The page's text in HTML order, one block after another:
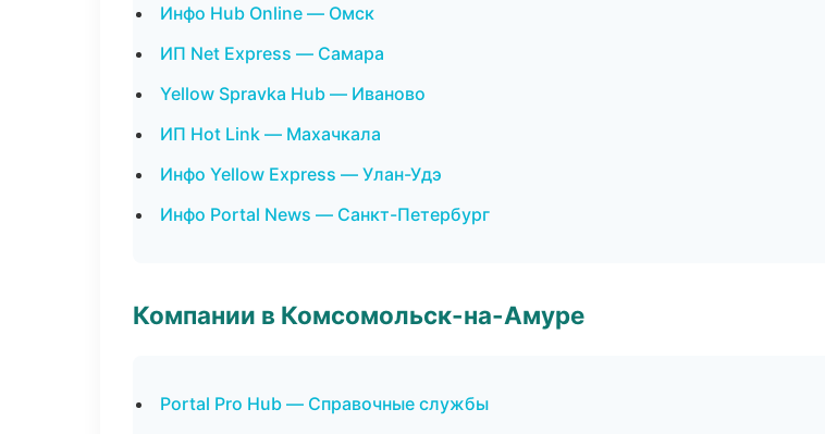
Инфо Hub Online — Омск
ИП Net Express — Самара
Yellow Spravka Hub — Иваново
ИП Hot Link — Махачкала
Инфо Yellow Express — Улан-Удэ
Инфо Portal News — Санкт-Петербург
Компании в Комсомольск-на-Амуре
Portal Pro Hub — Справочные службы